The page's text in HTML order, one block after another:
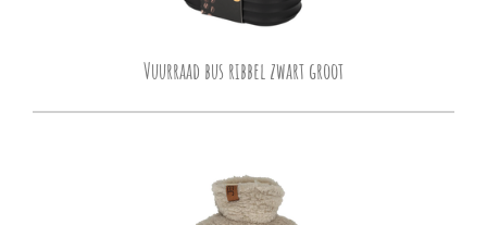
Vuurraad bus ribbel zwart groot